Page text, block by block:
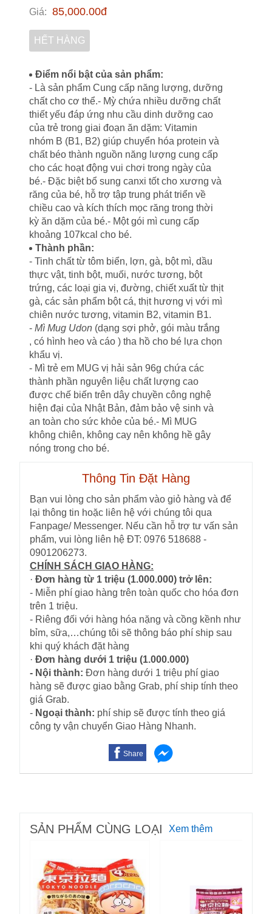
Giá: 85,000.00đ
HẾT HÀNG
Điểm nổi bật của sản phẩm:
- Là sản phẩm Cung cấp năng lượng, dưỡng
chất cho cơ thể.- Mỳ chứa nhiều dưỡng chất
thiết yếu đáp ứng nhu cầu dinh dưỡng cao
của trẻ trong giai đoạn ăn dặm: Vitamin
nhóm B (B1, B2) giúp chuyển hóa protein và
chất béo thành nguồn năng lượng cung cấp
cho các hoạt động vui chơi trong ngày của
bé.- Đặc biệt bổ sung canxi tốt cho xương và
răng của bé, hỗ trợ tập trung phát triển về
chiều cao và kích thích mọc răng trong thời
kỳ ăn dặm của bé.- Một gói mì cung cấp
khoảng 107kcal cho bé.
Thành phần:
- Tinh chất từ tôm biển, lợn, gà, bột mì, dầu
thực vật, tinh bột, muối, nước tương, bột
trứng, các loại gia vị, đường, chiết xuất từ thịt
gà, các sản phẩm bột cá, thịt hương vị với mì
chiên nước tương, vitamin B2, vitamin B1.
- Mì Mug Udon (dạng sợi phở, gói màu trắng
, có hình heo và cáo ) tha hồ cho bé lựa chọn
khẩu vị.
- Mì trẻ em MUG vị hải sản 96g chứa các
thành phần nguyên liệu chất lượng cao
được chế biến trên dây chuyền công nghệ
hiện đại của Nhật Bản, đảm bảo vệ sinh và
an toàn cho sức khỏe của bé.- Mì MUG
không chiên, không cay nên không hề gây
nóng trong cho bé.
Thông Tin Đặt Hàng
Bạn vui lòng cho sản phẩm vào giỏ hàng và để
lại thông tin hoặc liên hệ với chúng tôi qua
Fanpage/ Messenger. Nếu cần hỗ trợ tư vấn sản
phẩm, vui lòng liên hệ ĐT: 0976 518688 -
0901206273.
CHÍNH SÁCH GIAO HÀNG:
· Đơn hàng từ 1 triệu (1.000.000) trở lên:
- Miễn phí giao hàng trên toàn quốc cho hóa đơn
trên 1 triệu.
- Riêng đối với hàng hóa nặng và cồng kềnh như
bỉm, sữa,…chúng tôi sẽ thông báo phí ship sau
khi quý khách đặt hàng
· Đơn hàng dưới 1 triệu (1.000.000)
- Nội thành: Đơn hàng dưới 1 triệu phí giao
hàng sẽ được giao bằng Grab, phí ship tính theo
giá Grab.
- Ngoại thành: phí ship sẽ được tính theo giá
công ty vận chuyển Giao Hàng Nhanh.
Share
SẢN PHẨM CÙNG LOẠI Xem thêm